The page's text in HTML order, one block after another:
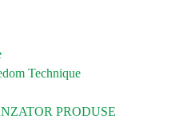
Technique
PRODUSE